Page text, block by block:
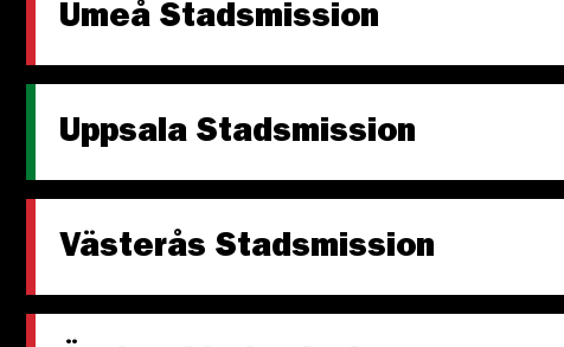
Umeå Stadsmission
Uppsala Stadsmission
Västerås Stadsmission